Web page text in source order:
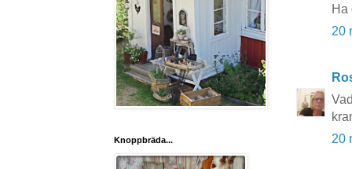
Ha
20
20
Knoppbräda...